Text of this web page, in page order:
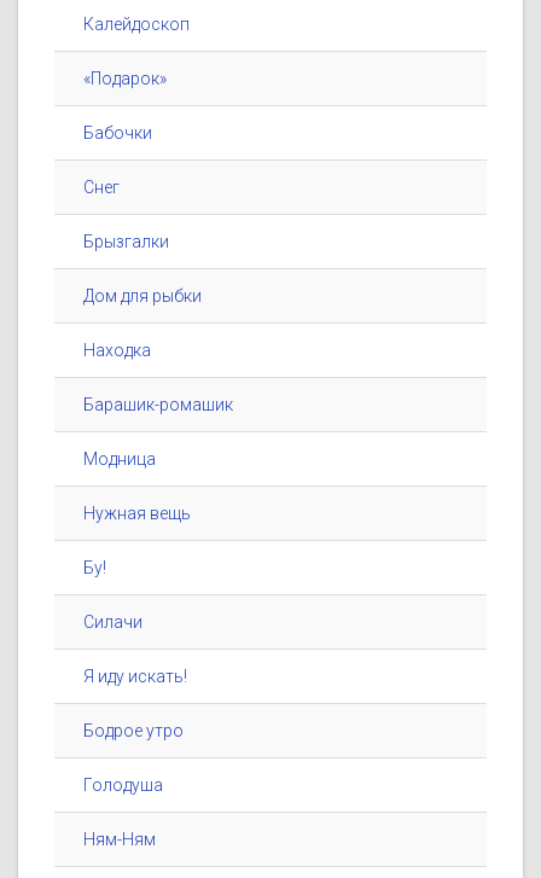
Калейдоскоп
«Подарок»
Бабочки
Снег
Брызгалки
Дом для рыбки
Находка
Барашик-ромашик
Модница
Нужная вещь
Бу!
Силачи
Я иду искать!
Бодрое утро
Голодуша
Ням-Ням